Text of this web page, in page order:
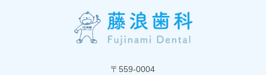
〒559-0004